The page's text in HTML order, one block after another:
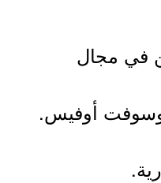
في مجال
أوفيس.